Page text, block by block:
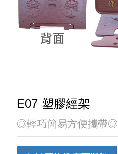
E07 塑膠經架
◎輕巧簡易方便攜帶◎